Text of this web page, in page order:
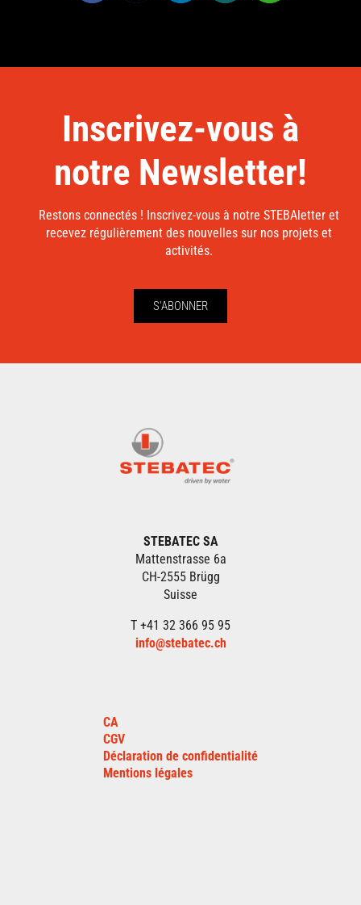
Inscrivez-vous à
notre Newsletter!
Restons connectés ! Inscrivez-vous à notre STEBAletter et
recevez régulièrement des nouvelles sur nos projets et
activités.
S'ABONNER
STEBATEC SA
Mattenstrasse 6a
CH-2555 Brügg
Suisse
T +41 32 366 95 95
info@stebatec.ch
CA
CGV
Déclaration de confidentialité
Mentions légales